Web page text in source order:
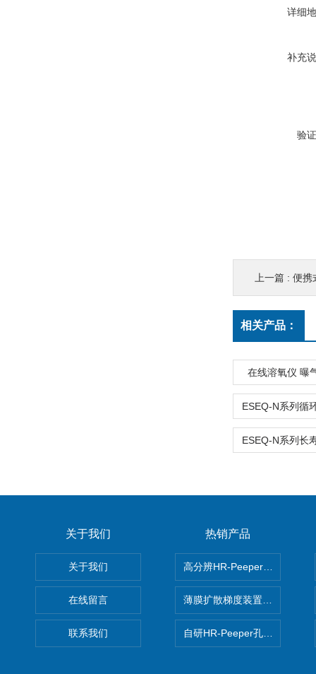
详细
补充
验
上一篇 : 便携
相关产品：
在线溶氧仪 曝
关于我们
关于我们
在线留言
联系我们
热销产品
高分辨HR-Peeper采样器孔隙
薄膜扩散梯度装置 Agl DGT
自研HR-Peeper孔隙水采样器